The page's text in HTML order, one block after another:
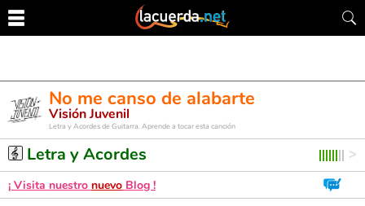
No me canso de alabarte
Visión Juvenil
Letra y Acordes de Guitarra. Aprende a tocar esta canción
Letra y Acordes
¡ Visita nuestro nuevo Blog !